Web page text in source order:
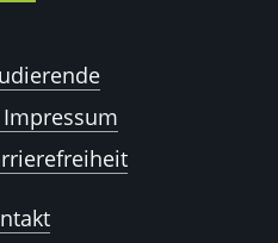
Impressum